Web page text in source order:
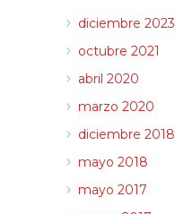
diciembre 2023
octubre 2021
abril 2020
marzo 2020
diciembre 2018
mayo 2018
mayo 2017